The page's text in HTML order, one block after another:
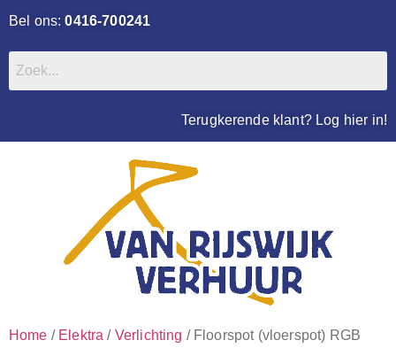
Bel ons:0416-700241
Terugkerende klant? Log hier in!
Home / Elektra / Verlichting / Floorspot (vloerspot) RGB